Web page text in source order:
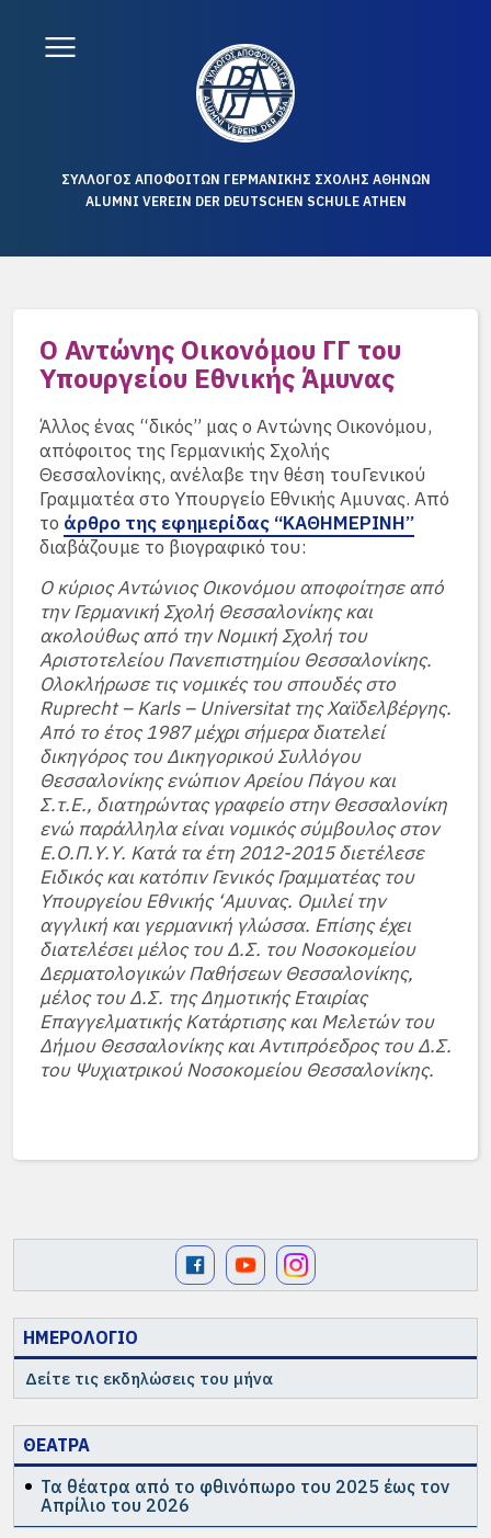
ΣΥΛΛΟΓΟΣ ΑΠΟΦΟΙΤΩΝ ΓΕΡΜΑΝΙΚΗΣ ΣΧΟΛΗΣ ΑΘΗΝΩΝ
ALUMNI VEREIN DER DEUTSCHEN SCHULE ATHEN
ΗΜΕΡΟΛΟΓΙΟ
Δείτε τις εκδηλώσεις του μήνα
ΘΕΑΤΡΑ
Τα θέατρα από το φθινόπωρο του 2025 έως τον
Απρίλιο του 2026
Ο Αντώνης Οικονόμου ΓΓ του
Υπουργείου Εθνικής Άμυνας
Άλλος ένας “δικός” μας ο Αντώνης Οικονόμου,
απόφοιτος της Γερμανικής Σχολής
Θεσσαλονίκης, ανέλαβε την θέση τουΓενικού
Γραμματέα στο Υπουργείο Εθνικής Αμυνας. Από
το άρθρο της εφημερίδας “ΚΑΘΗΜΕΡΙΝΗ”
διαβάζουμε το βιογραφικό του:
Ο κύριος Αντώνιος Οικονόμου αποφοίτησε από
την Γερμανική Σχολή Θεσσαλονίκης και
ακολούθως από την Νομική Σχολή του
Αριστοτελείου Πανεπιστημίου Θεσσαλονίκης.
Ολοκλήρωσε τις νομικές του σπουδές στο
Ruprecht – Karls – Universitat της Χαϊδελβέργης.
Από το έτος 1987 μέχρι σήμερα διατελεί
δικηγόρος του Δικηγορικού Συλλόγου
Θεσσαλονίκης ενώπιον Αρείου Πάγου και
Σ.τ.Ε., διατηρώντας γραφείο στην Θεσσαλονίκη
ενώ παράλληλα είναι νομικός σύμβουλος στον
Ε.Ο.Π.Υ.Υ. Κατά τα έτη 2012-2015 διετέλεσε
Ειδικός και κατόπιν Γενικός Γραμματέας του
Υπουργείου Εθνικής ‘Αμυνας. Ομιλεί την
αγγλική και γερμανική γλώσσα. Επίσης έχει
διατελέσει μέλος του Δ.Σ. του Νοσοκομείου
Δερματολογικών Παθήσεων Θεσσαλονίκης,
μέλος του Δ.Σ. της Δημοτικής Εταιρίας
Επαγγελματικής Κατάρτισης και Μελετών του
Δήμου Θεσσαλονίκης και Αντιπρόεδρος του Δ.Σ.
του Ψυχιατρικού Νοσοκομείου Θεσσαλονίκης.